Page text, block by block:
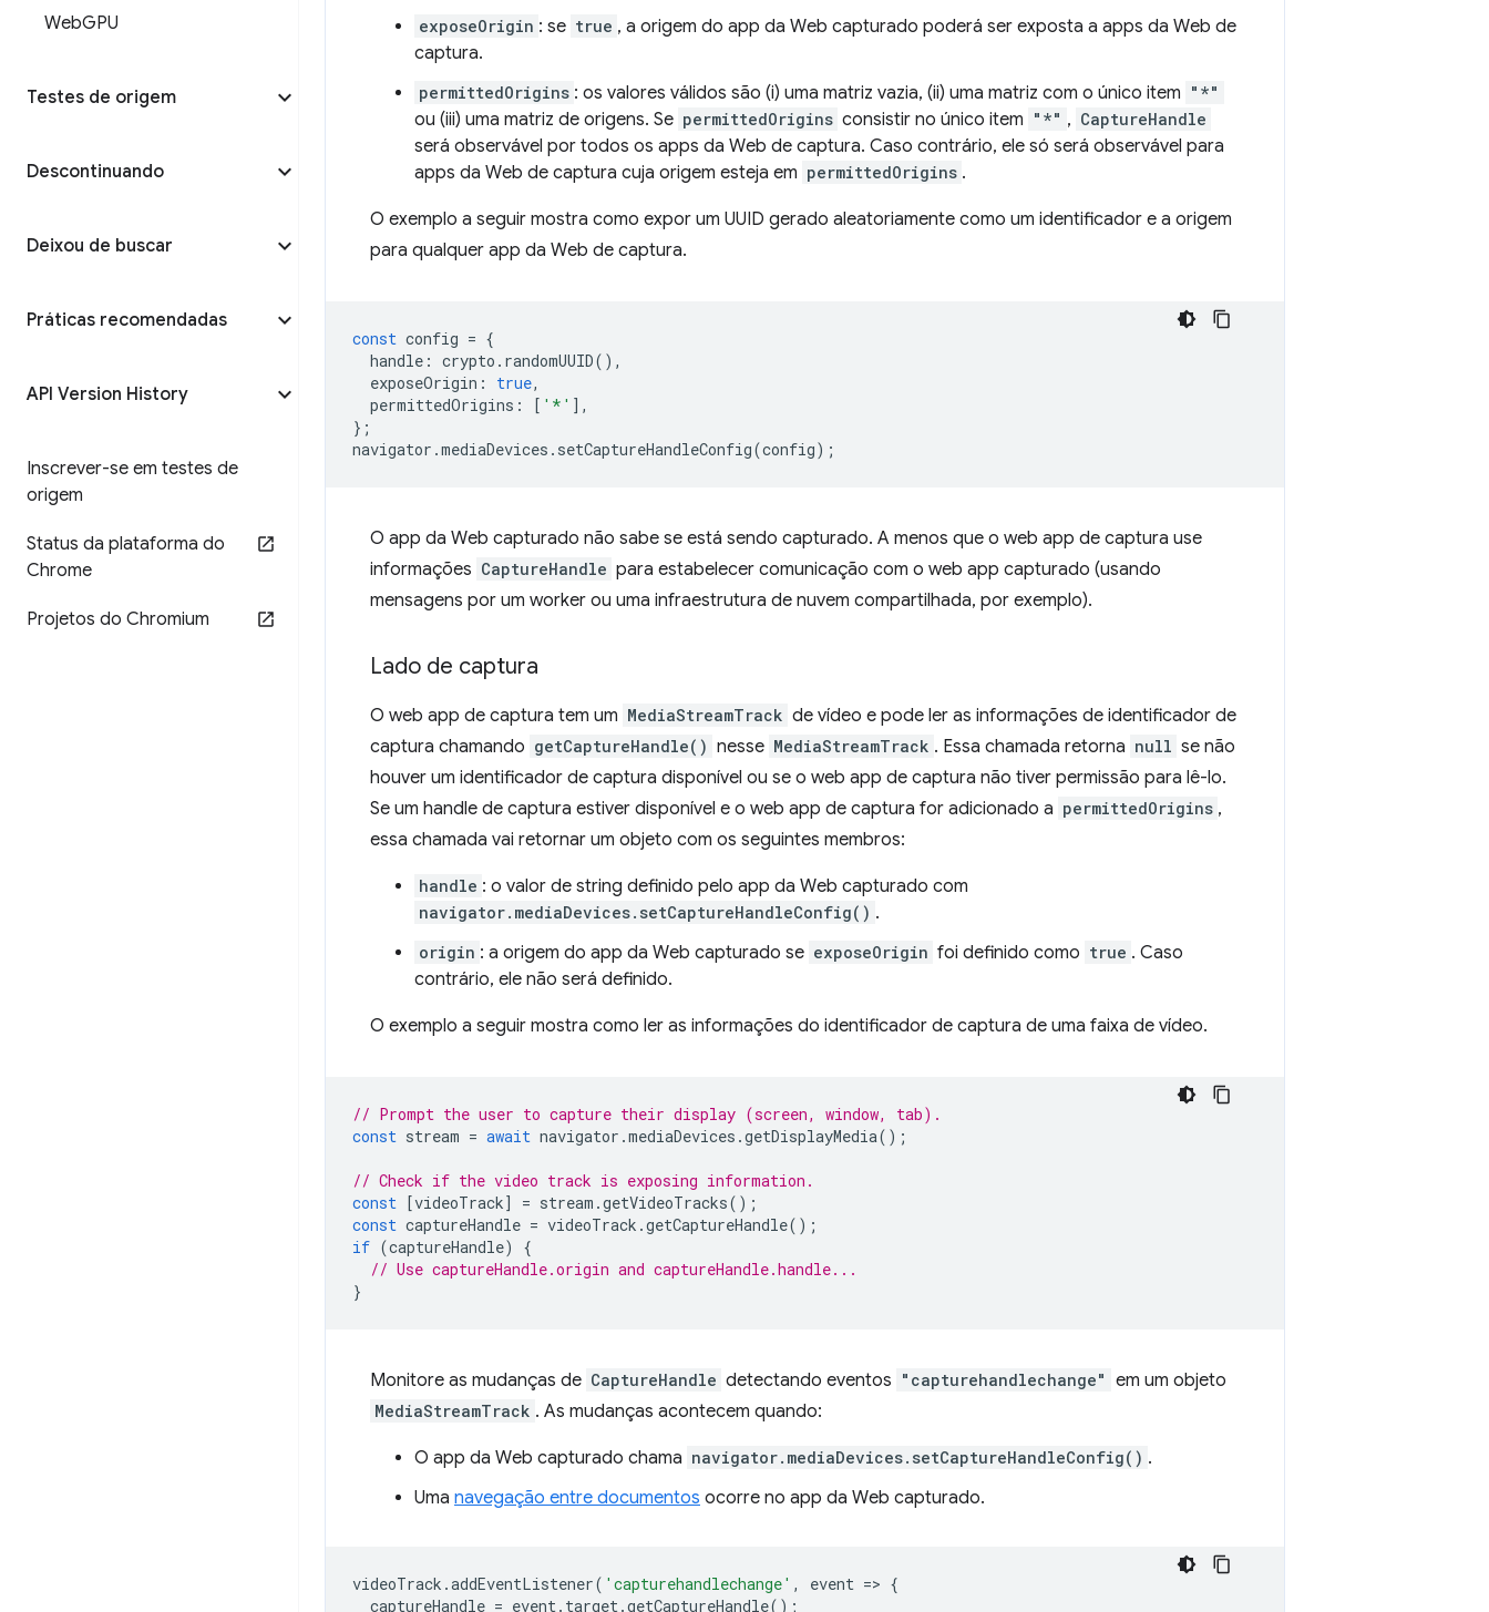
WebGPU
Testes de origem
Descontinuando
Deixou de buscar
Práticas recomendadas
API Version History
Inscrever-se em testes de
origem
Status da plataforma do
Chrome
Projetos do Chromium
exposeOrigin : se true , a origem do app da Web capturado poderá ser exposta a apps da Web de
captura.
permittedOrigins : os valores válidos são (i) uma matriz vazia, (ii) uma matriz com o único item "*"
ou (iii) uma matriz de origens. Se permittedOrigins consistir no único item "*" , CaptureHandle
será observável por todos os apps da Web de captura. Caso contrário, ele só será observável para
apps da Web de captura cuja origem esteja em permittedOrigins .
O exemplo a seguir mostra como expor um UUID gerado aleatoriamente como um identificador e a origem
para qualquer app da Web de captura.
const config = {
handle : crypto . randomUUID(),
exposeOrigin : true,
permittedOrigins : [ '*' ],
};
navigator .mediaDevices . setCaptureHandleConfig(config);
O app da Web capturado não sabe se está sendo capturado. A menos que o web app de captura use
informações CaptureHandle para estabelecer comunicação com o web app capturado (usando
mensagens por um worker ou uma infraestrutura de nuvem compartilhada, por exemplo).
Lado de captura
O web app de captura tem um MediaStreamTrack de vídeo e pode ler as informações de identificador de
captura chamando getCaptureHandle() nesse MediaStreamTrack . Essa chamada retorna null se não
houver um identificador de captura disponível ou se o web app de captura não tiver permissão para lê-lo.
Se um handle de captura estiver disponível e o web app de captura for adicionado a permittedOrigins ,
essa chamada vai retornar um objeto com os seguintes membros:
handle : o valor de string definido pelo app da Web capturado com
navigator.mediaDevices.setCaptureHandleConfig() .
origin : a origem do app da Web capturado se exposeOrigin foi definido como true . Caso
contrário, ele não será definido.
O exemplo a seguir mostra como ler as informações do identificador de captura de uma faixa de vídeo.
// Prompt the user to capture their display (screen, window, tab).
const stream = await navigator .mediaDevices .getDisplayMedia();
// Check if the video track is exposing information.
const
[videoTrack] = stream .getVideoTracks();
const captureHandle = videoTrack .getCaptureHandle();
if (captureHandle)
{
// Use captureHandle.origin and captureHandle.handle...
}
Monitore as mudanças de CaptureHandle detectando eventos "capturehandlechange" em um objeto
MediaStreamTrack . As mudanças acontecem quando:
O app da Web capturado chama navigator.mediaDevices.setCaptureHandleConfig() .
Uma navegação entre documentos ocorre no app da Web capturado.
videoTrack .addEventListener( 'capturehandlechange' , event => {
captureHandle = event. target.getCaptureHandle();